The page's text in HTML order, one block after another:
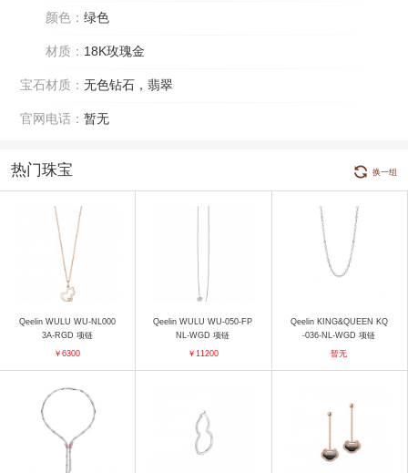
颜色： 绿色
材质： 18K玫瑰金
宝石材质： 无色钻石，翡翠
官网电话： 暂无
热门珠宝 换一组
Qeelin WULU WU-NL000
3A-RGD 项链
￥6300
Qeelin WULU WU-050-FP
NL-WGD 项链
￥11200
Qeelin KING&QUEEN KQ
-036-NL-WGD 项链
暂无